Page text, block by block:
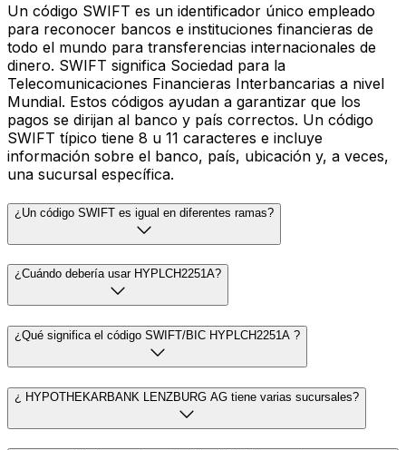
Un código SWIFT es un identificador único empleado
para reconocer bancos e instituciones financieras de
todo el mundo para transferencias internacionales de
dinero. SWIFT significa Sociedad para la
Telecomunicaciones Financieras Interbancarias a nivel
Mundial. Estos códigos ayudan a garantizar que los
pagos se dirijan al banco y país correctos. Un código
SWIFT típico tiene 8 u 11 caracteres e incluye
información sobre el banco, país, ubicación y, a veces,
una sucursal específica.
¿Un código SWIFT es igual en diferentes ramas?
¿Cuándo debería usar HYPLCH2251A?
¿Qué significa el código SWIFT/BIC HYPLCH2251A ?
¿ HYPOTHEKARBANK LENZBURG AG tiene varias sucursales?